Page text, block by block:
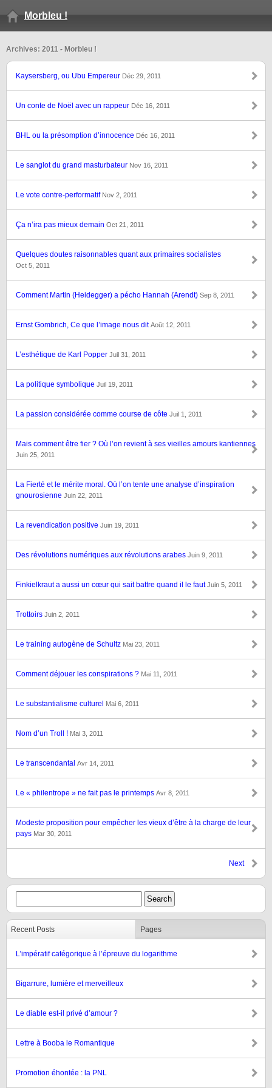
Morbleu !
Archives: 2011 - Morbleu !
Kaysersberg, ou Ubu Empereur Déc 29, 2011
Un conte de Noël avec un rappeur Déc 16, 2011
BHL ou la présomption d’innocence Déc 16, 2011
Le sanglot du grand masturbateur Nov 16, 2011
Le vote contre-performatif Nov 2, 2011
Ça n’ira pas mieux demain Oct 21, 2011
Quelques doutes raisonnables quant aux primaires socialistes
Oct 5, 2011
Comment Martin (Heidegger) a pécho Hannah (Arendt) Sep 8, 2011
Ernst Gombrich, Ce que l’image nous ditAoût 12, 2011
L’esthétique de Karl Popper Juil 31, 2011
La politique symbolique Juil 19, 2011
La passion considérée comme course de côte Juil 1, 2011
Mais comment être fier ? Où l’on revient à ses vieilles amours kantiennes
Juin 25, 2011
La Fierté et le mérite moral. Où l’on tente une analyse d’inspiration
gnourosienne Juin 22, 2011
La revendication positive Juin 19, 2011
Des révolutions numériques aux révolutions arabes Juin 9, 2011
Finkielkraut a aussi un cœur qui sait battre quand il le fautJuin 5, 2011
Trottoirs Juin 2, 2011
Le training autogène de Schultz Mai 23, 2011
Comment déjouer les conspirations ? Mai 11, 2011
Le substantialisme culturel Mai 6, 2011
Nom d’un Troll ! Mai 3, 2011
Le transcendantal Avr 14, 2011
Le « philentrope » ne fait pas le printemps Avr 8, 2011
Modeste proposition pour empêcher les vieux d’être à la charge de leur
pays Mar 30, 2011
Next
Recent Posts Pages
L’impératif catégorique à l’épreuve du logarithme
Bigarrure, lumière et merveilleux
Le diable est-il privé d’amour ?
Lettre à Booba le Romantique
Promotion éhontée : la PNL